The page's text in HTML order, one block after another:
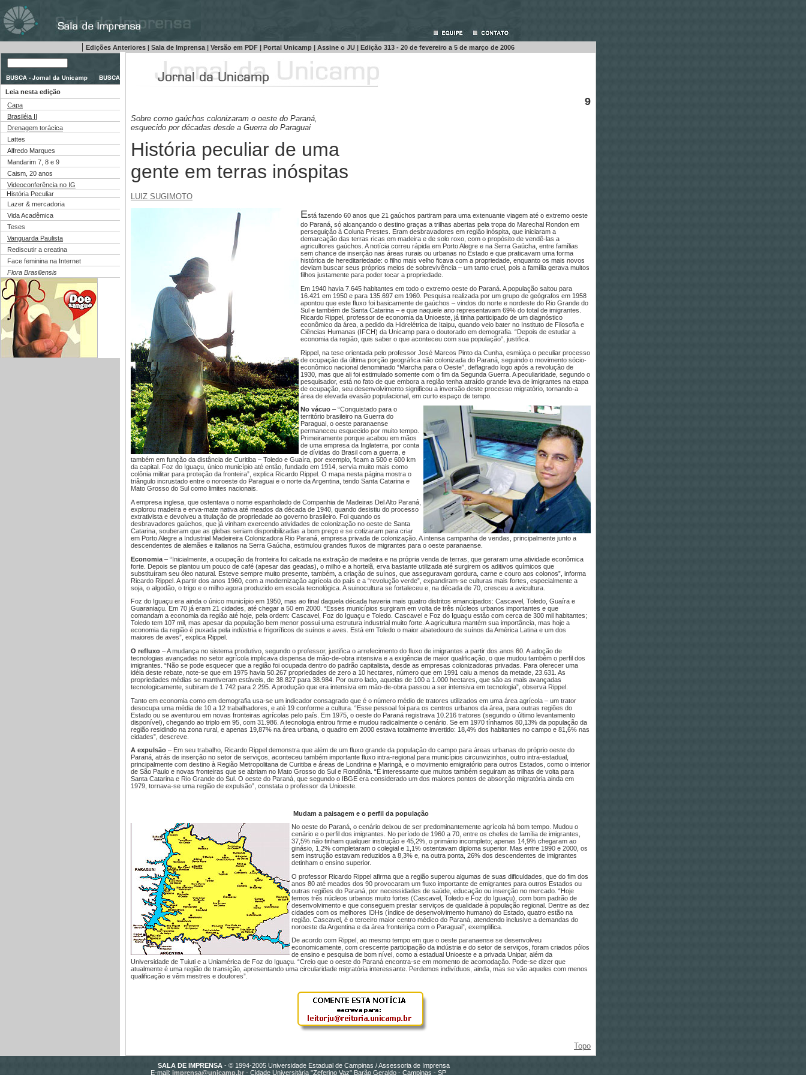
| Edições Anteriores | Sala de Imprensa | Versão em PDF | Portal Unicamp | Assine o JU | Edição 313 - 20 de fevereiro a 5 de março de 2006
Leia nesta edição
Capa
Brasiléia II
Drenagem torácica
Lattes
Alfredo Marques
Mandarim 7, 8 e 9
Caism, 20 anos
Videoconferência no IG
História Peculiar
Lazer & mercadoria
Vida Acadêmica
Teses
Vanguarda Paulista
Rediscutir a creatina
Face feminina na Internet
Flora Brasiliensis
9
Sobre como gaúchos colonizaram o oeste do Paraná,
esquecido por décadas desde a Guerra do Paraguai
História peculiar de uma
gente em terras inóspitas
LUIZ SUGIMOTO
Está fazendo 60 anos que 21 gaúchos partiram para uma extenuante viagem até o extremo oeste
do Paraná, só alcançando o destino graças a trilhas abertas pela tropa do Marechal Rondon em
perseguição à Coluna Prestes. Eram desbravadores em região inóspita, que iniciaram a
demarcação das terras ricas em madeira e de solo roxo, com o propósito de vendê-las a
agricultores gaúchos. A notícia correu rápida em Porto Alegre e na Serra Gaúcha, entre famílias
sem chance de inserção nas áreas rurais ou urbanas no Estado e que praticavam uma forma
histórica de hereditariedade: o filho mais velho ficava com a propriedade, enquanto os mais novos
deviam buscar seus próprios meios de sobrevivência – um tanto cruel, pois a família gerava muitos
filhos justamente para poder tocar a propriedade.
Em 1940 havia 7.645 habitantes em todo o extremo oeste do Paraná. A população saltou para
16.421 em 1950 e para 135.697 em 1960. Pesquisa realizada por um grupo de geógrafos em 1958
apontou que este fluxo foi basicamente de gaúchos – vindos do norte e nordeste do Rio Grande do
Sul e também de Santa Catarina – e que naquele ano representavam 69% do total de imigrantes.
Ricardo Rippel, professor de economia da Unioeste, já tinha participado de um diagnóstico
econômico da área, a pedido da Hidrelétrica de Itaipu, quando veio bater no Instituto de Filosofia e
Ciências Humanas (IFCH) da Unicamp para o doutorado em demografia. “Depois de estudar a
economia da região, quis saber o que aconteceu com sua população”, justifica.
Rippel, na tese orientada pelo professor José Marcos Pinto da Cunha, esmiúça o peculiar processo
de ocupação da última porção geográfica não colonizada do Paraná, seguindo o movimento sócio-
econômico nacional denominado “Marcha para o Oeste”, deflagrado logo após a revolução de
1930, mas que ali foi estimulado somente com o fim da Segunda Guerra. A peculiaridade, segundo o
pesquisador, está no fato de que embora a região tenha atraído grande leva de imigrantes na etapa
de ocupação, seu desenvolvimento significou a inversão deste processo migratório, tornando-a
área de elevada evasão populacional, em curto espaço de tempo.
No vácuo – “Conquistado para o
território brasileiro na Guerra do
Paraguai, o oeste paranaense
permaneceu esquecido por muito tempo.
Primeiramente porque acabou em mãos
de uma empresa da Inglaterra, por conta
de dívidas do Brasil com a guerra, e
também em função da distância de Curitiba – Toledo e Guaíra, por exemplo, ficam a 500 e 600 km
da capital. Foz do Iguaçu, único município até então, fundado em 1914, servia muito mais como
colônia militar para proteção da fronteira”, explica Ricardo Rippel. O mapa nesta página mostra o
triângulo incrustado entre o noroeste do Paraguai e o norte da Argentina, tendo Santa Catarina e
Mato Grosso do Sul como limites nacionais.
A empresa inglesa, que ostentava o nome espanholado de Companhia de Madeiras Del Alto Paraná,
explorou madeira e erva-mate nativa até meados da década de 1940, quando desistiu do processo
extrativista e devolveu a titulação de propriedade ao governo brasileiro. Foi quando os
desbravadores gaúchos, que já vinham exercendo atividades de colonização no oeste de Santa
Catarina, souberam que as glebas seriam disponibilizadas a bom preço e se cotizaram para criar
em Porto Alegre a Industrial Madeireira Colonizadora Rio Paraná, empresa privada de colonização. A intensa campanha de vendas, principalmente junto a
descendentes de alemães e italianos na Serra Gaúcha, estimulou grandes fluxos de migrantes para o oeste paranaense.
Economia – “Inicialmente, a ocupação da fronteira foi calcada na extração de madeira e na própria venda de terras, que geraram uma atividade econômica
forte. Depois se plantou um pouco de café (apesar das geadas), o milho e a hortelã, erva bastante utilizada até surgirem os aditivos químicos que
substituíram seu óleo natural. Esteve sempre muito presente, também, a criação de suínos, que asseguravam gordura, carne e couro aos colonos”, informa
Ricardo Rippel. A partir dos anos 1960, com a modernização agrícola do país e a “revolução verde”, expandiram-se culturas mais fortes, especialmente a
soja, o algodão, o trigo e o milho agora produzido em escala tecnológica. A suinocultura se fortaleceu e, na década de 70, cresceu a avicultura.
Foz do Iguaçu era ainda o único município em 1950, mas ao final daquela década haveria mais quatro distritos emancipados: Cascavel, Toledo, Guaíra e
Guaraniaçu. Em 70 já eram 21 cidades, até chegar a 50 em 2000. “Esses municípios surgiram em volta de três núcleos urbanos importantes e que
comandam a economia da região até hoje, pela ordem: Cascavel, Foz do Iguaçu e Toledo. Cascavel e Foz do Iguaçu estão com cerca de 300 mil habitantes;
Toledo tem 107 mil, mas apesar da população bem menor possui uma estrutura industrial muito forte. A agricultura mantém sua importância, mas hoje a
economia da região é puxada pela indústria e frigoríficos de suínos e aves. Está em Toledo o maior abatedouro de suínos da América Latina e um dos
maiores de aves”, explica Rippel.
O refluxo – A mudança no sistema produtivo, segundo o professor, justifica o arrefecimento do fluxo de imigrantes a partir dos anos 60. A adoção de
tecnologias avançadas no setor agrícola implicava dispensa de mão-de-obra intensiva e a exigência de maior qualificação, o que mudou também o perfil dos
imigrantes. “Não se pode esquecer que a região foi ocupada dentro do padrão capitalista, desde as empresas colonizadoras privadas. Para oferecer uma
idéia deste rebate, note-se que em 1975 havia 50.267 propriedades de zero a 10 hectares, número que em 1991 caiu a menos da metade, 23.631. As
propriedades médias se mantiveram estáveis, de 38.827 para 38.984. Por outro lado, aquelas de 100 a 1.000 hectares, que são as mais avançadas
tecnologicamente, subiram de 1.742 para 2.295. A produção que era intensiva em mão-de-obra passou a ser intensiva em tecnologia”, observa Rippel.
Tanto em economia como em demografia usa-se um indicador consagrado que é o número médio de tratores utilizados em uma área agrícola – um trator
desocupa uma média de 10 a 12 trabalhadores, e até 19 conforme a cultura. “Esse pessoal foi para os centros urbanos da área, para outras regiões do
Estado ou se aventurou em novas fronteiras agrícolas pelo país. Em 1975, o oeste do Paraná registrava 10.216 tratores (segundo o último levantamento
disponível), chegando ao triplo em 95, com 31.986. A tecnologia entrou firme e mudou radicalmente o cenário. Se em 1970 tínhamos 80,13% da população da
região residindo na zona rural, e apenas 19,87% na área urbana, o quadro em 2000 estava totalmente invertido: 18,4% dos habitantes no campo e 81,6% nas
cidades”, descreve.
A expulsão – Em seu trabalho, Ricardo Rippel demonstra que além de um fluxo grande da população do campo para áreas urbanas do próprio oeste do
Paraná, atrás de inserção no setor de serviços, aconteceu também importante fluxo intra-regional para municípios circunvizinhos, outro intra-estadual,
principalmente com destino à Região Metropolitana de Curitiba e áreas de Londrina e Maringá, e o movimento emigratório para outros Estados, como o interior
de São Paulo e novas fronteiras que se abriam no Mato Grosso do Sul e Rondônia. “É interessante que muitos também seguiram as trilhas de volta para
Santa Catarina e Rio Grande do Sul. O oeste do Paraná, que segundo o IBGE era considerado um dos maiores pontos de absorção migratória ainda em
1979, tornava-se uma região de expulsão”, constata o professor da Unioeste.
Mudam a paisagem e o perfil da população
No oeste do Paraná, o cenário deixou de ser predominantemente agrícola há bom tempo. Mudou o
cenário e o perfil dos imigrantes. No período de 1960 a 70, entre os chefes de família de imigrantes,
37,5% não tinham qualquer instrução e 45,2%, o primário incompleto; apenas 14,9% chegaram ao
ginásio, 1,2% completaram o colegial e 1,1% ostentavam diploma superior. Mas entre 1990 e 2000, os
sem instrução estavam reduzidos a 8,3% e, na outra ponta, 26% dos descendentes de imigrantes
detinham o ensino superior.
O professor Ricardo Rippel afirma que a região superou algumas de suas dificuldades, que do fim dos
anos 80 até meados dos 90 provocaram um fluxo importante de emigrantes para outros Estados ou
outras regiões do Paraná, por necessidades de saúde, educação ou inserção no mercado. “Hoje
temos três núcleos urbanos muito fortes (Cascavel, Toledo e Foz do Iguaçu), com bom padrão de
desenvolvimento e que conseguem prestar serviços de qualidade à população regional. Dentre as dez
cidades com os melhores IDHs (índice de desenvolvimento humano) do Estado, quatro estão na
região. Cascavel, é o terceiro maior centro médico do Paraná, atendendo inclusive a demandas do
noroeste da Argentina e da área fronteiriça com o Paraguai”, exemplifica.
De acordo com Rippel, ao mesmo tempo em que o oeste paranaense se desenvolveu
economicamente, com crescente participação da indústria e do setor de serviços, foram criados pólos
de ensino e pesquisa de bom nível, como a estadual Unioeste e a privada Unipar, além da
Universidade de Tuiuti e a Uniamérica de Foz do Iguaçu. “Creio que o oeste do Paraná encontra-se em momento de acomodação. Pode-se dizer que
atualmente é uma região de transição, apresentando uma circularidade migratória interessante. Perdemos indivíduos, ainda, mas se vão aqueles com menos
qualificação e vêm mestres e doutores”.
Topo
SALA DE IMPRENSA- © 1994-2005 Universidade Estadual de Campinas / Assessoria de Imprensa
E-mail: imprensa@unicamp.br- Cidade Universitária "Zeferino Vaz" Barão Geraldo - Campinas - SP